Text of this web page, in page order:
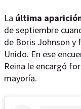
La última
de septiembre
de Boris Johnson y
Unido. En ese
Reina le encargó
mayoría.